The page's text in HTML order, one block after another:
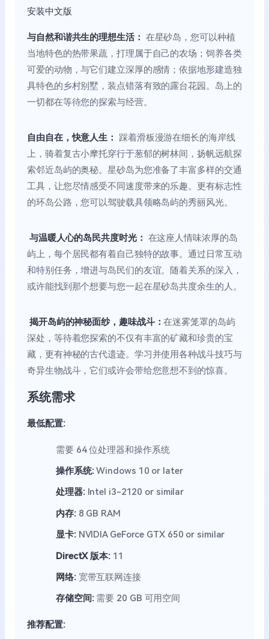
与自然和谐共生的理想生活： 在星砂岛，您可以种植
当地特色的热带果蔬，打理属于自己的农场；饲养各类
可爱的动物，与它们建立深厚的感情；依据地形建造独
具特色的乡村别墅，装点错落有致的露台花园。岛上的
一切都在等待您的探索与经营。
自由自在，快意人生： 踩着滑板漫游在细长的海岸线
上，骑着复古小摩托穿行于葱郁的树林间，扬帆远航探
索邻近岛屿的奥秘。星砂岛为您准备了丰富多样的交通
工具，让您尽情感受不同速度带来的乐趣。更有标志性
的环岛公路，您可以驾驶载具领略岛屿的秀丽风光。
与温暖人心的岛民共度时光： 在这座人情味浓厚的岛
屿上，每个居民都有着自己独特的故事。通过日常互动
和特别任务，增进与岛民们的友谊。随着关系的深入，
或许能找到那个想要与您一起在星砂岛共度余生的人。
揭开岛屿的神秘面纱，趣味战斗：在迷雾笼罩的岛屿
深处，等待着您探索的不仅有丰富的矿藏和珍贵的宝
藏，更有神秘的古代遗迹。学习并使用各种战斗技巧与
奇异生物战斗，它们或许会带给您意想不到的惊喜。
系统需求
最低配置:
需要 64 位处理器和操作系统
操作系统:Windows 10 or later
处理器:Intel i3-2120 or similar
内存:8 GB RAM
显卡:NVIDIA GeForce GTX 650 or similar
DirectX 版本:11
网络:宽带互联网连接
存储空间:需要 20 GB 可用空间
推荐配置: